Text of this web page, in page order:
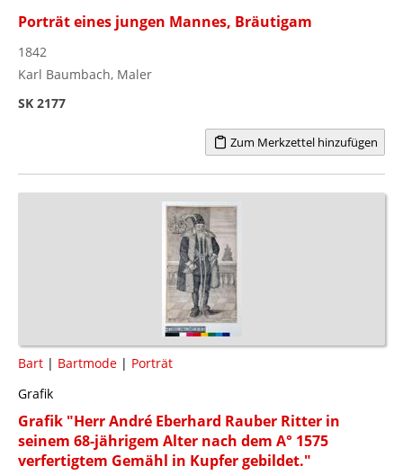
Porträt eines jungen Mannes, Bräutigam
1842
Karl Baumbach, Maler
SK 2177
Zum Merkzettel hinzufügen
Bart | Bartmode | Porträt
Grafik
Grafik "Herr André Eberhard Rauber Ritter in
seinem 68-jährigem Alter nach dem A° 1575
verfertigtem Gemähl in Kupfer gebildet."